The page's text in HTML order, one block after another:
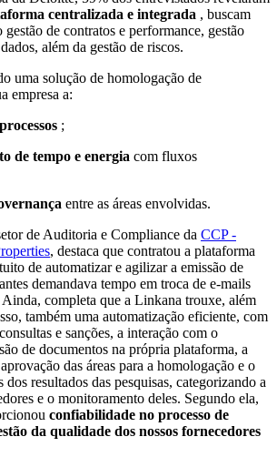
centralizada e integrada , buscam
de contratos e performance, gestão
além da gestão de riscos.
uma solução de homologação de
empresa a:
;
de tempo e energia com fluxos
entre as áreas envolvidas.
de Auditoria e Compliance da CCP -
, destaca que contratou a plataforma
de automatizar e agilizar a emissão de
demandava tempo em troca de e-mails
completa que a Linkana trouxe, além
também uma automatização eficiente, com
e sanções, a interação com o
de documentos na própria plataforma, a
das áreas para a homologação e o
dos resultados das pesquisas, categorizando a
e o monitoramento deles. Segundo ela,
confiabilidade no processo de
da qualidade dos nossos fornecedores